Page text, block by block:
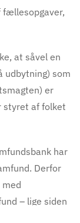
fællesopgaver,
at såvel en
udbytning) som
er
styret af folket
har
Derfor
med
– lige siden